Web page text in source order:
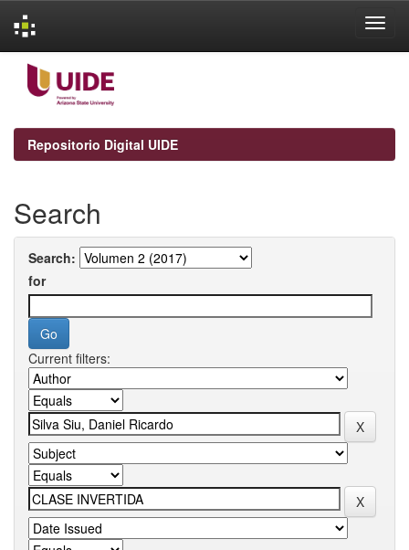
navigation
Repositorio Digital UIDE
Search
Search:
for
Current filters: